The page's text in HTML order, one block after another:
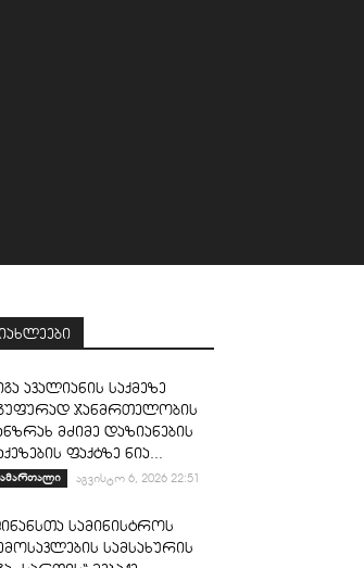
ავალიანის საქმეზე
ჯანმრთელობის
მძიმე დაზიანების
ფაქტზე ნია...
აგვისტო 6, 2026 22:51
სამინისტროს
სამსახურის